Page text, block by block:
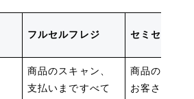
フルセルフレジ セミセルフ
商品のスキャン、
支払いまですべて
商品のスキ
お客さま、